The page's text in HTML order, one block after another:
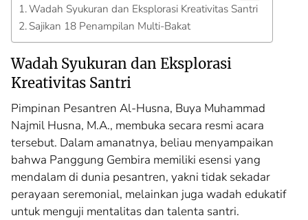
Wadah Syukuran dan Eksplorasi Kreativitas Santri
Sajikan 18 Penampilan Multi-Bakat
Wadah Syukuran dan Eksplorasi
Kreativitas Santri
Pimpinan Pesantren Al-Husna, Buya Muhammad
Najmil Husna, M.A., membuka secara resmi acara
tersebut. Dalam amanatnya, beliau menyampaikan
bahwa Panggung Gembira memiliki esensi yang
mendalam di dunia pesantren, yakni tidak sekadar
perayaan seremonial, melainkan juga wadah edukatif
untuk menguji mentalitas dan talenta santri.